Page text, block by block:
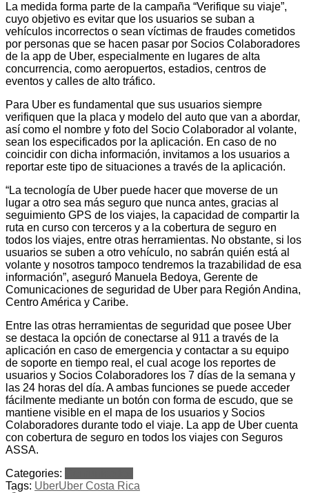
La medida forma parte de la campaña “Verifique su viaje”,
cuyo objetivo es evitar que los usuarios se suban a
vehículos incorrectos o sean víctimas de fraudes cometidos
por personas que se hacen pasar por Socios Colaboradores
de la app de Uber, especialmente en lugares de alta
concurrencia, como aeropuertos, estadios, centros de
eventos y calles de alto tráfico.
Para Uber es fundamental que sus usuarios siempre
verifiquen que la placa y modelo del auto que van a abordar,
así como el nombre y foto del Socio Colaborador al volante,
sean los especificados por la aplicación. En caso de no
coincidir con dicha información, invitamos a los usuarios a
reportar este tipo de situaciones a través de la aplicación.
“La tecnología de Uber puede hacer que moverse de un
lugar a otro sea más seguro que nunca antes, gracias al
seguimiento GPS de los viajes, la capacidad de compartir la
ruta en curso con terceros y a la cobertura de seguro en
todos los viajes, entre otras herramientas. No obstante, si los
usuarios se suben a otro vehículo, no sabrán quién está al
volante y nosotros tampoco tendremos la trazabilidad de esa
información”, aseguró Manuela Bedoya, Gerente de
Comunicaciones de seguridad de Uber para Región Andina,
Centro América y Caribe.
Entre las otras herramientas de seguridad que posee Uber
se destaca la opción de conectarse al 911 a través de la
aplicación en caso de emergencia y contactar a su equipo
de soporte en tiempo real, el cual acoge los reportes de
usuarios y Socios Colaboradores los 7 días de la semana y
las 24 horas del día. A ambas funciones se puede acceder
fácilmente mediante un botón con forma de escudo, que se
mantiene visible en el mapa de los usuarios y Socios
Colaboradores durante todo el viaje. La app de Uber cuenta
con cobertura de seguro en todos los viajes con Seguros
ASSA.
Categories:
Tags: UberUber Costa Rica